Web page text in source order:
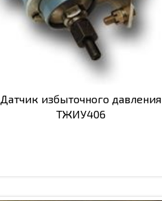
Датчик избыточного давления
ТЖИУ406